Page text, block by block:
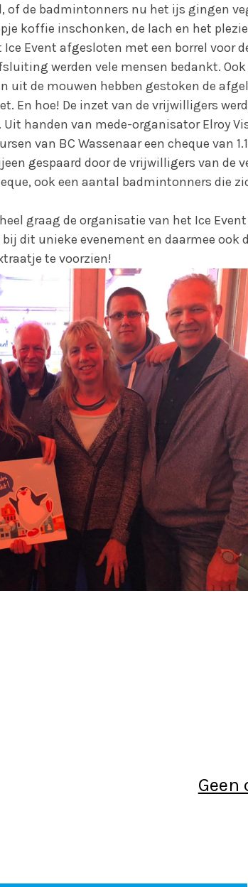
of de badmintonners nu het ijs gingen
koffie inschonken, de lach en het
Event afgesloten met een borrel voor
werden vele mensen bedankt.
uit de mouwen hebben gestoken de
En hoe! De inzet van de vrijwilligers
handen van mede-organisator Elroy
van BC Wassenaar een cheque van
gespaard door de vrijwilligers van de
ook een aantal badmintonners die
graag de organisatie van het Ice
dit unieke evenement en daarmee ook
te voorzien!